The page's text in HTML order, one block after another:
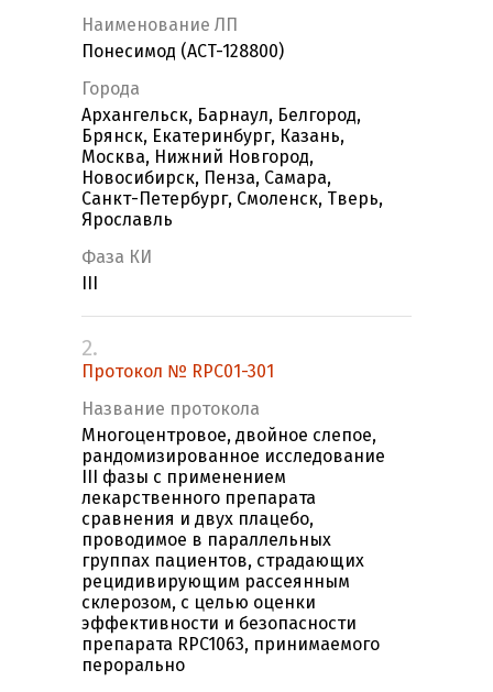
Наименование ЛП
Понесимод (ACT-128800)
Города
Архангельск, Барнаул, Белгород,
Брянск, Екатеринбург, Казань,
Москва, Нижний Новгород,
Новосибирск, Пенза, Самара,
Санкт-Петербург, Смоленск, Тверь,
Ярославль
Фаза КИ
2.
Протокол № RPC01-301
Название протокола
Многоцентровое, двойное слепое,
рандомизированное исследование
III фазы с применением
лекарственного препарата
сравнения и двух плацебо,
проводимое в параллельных
группах пациентов, страдающих
рецидивирующим рассеянным
склерозом, с целью оценки
эффективности и безопасности
препарата RPC1063, принимаемого
перорально